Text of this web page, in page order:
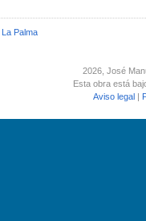
La Palma
2026, José
Esta obra está
Aviso legal |